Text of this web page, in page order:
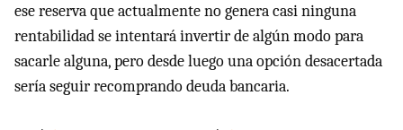
ese reserva que actualmente no genera casi ninguna
rentabilidad se intentará invertir de algún modo para
sacarle alguna, pero desde luego una opción desacertada
sería seguir recomprando deuda bancaria.